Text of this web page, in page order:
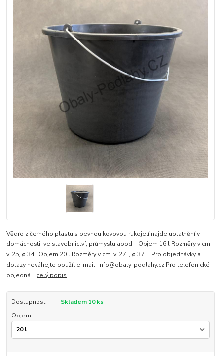
Vědro z černého plastu s pevnou kovovou rukojetí najde uplatnění v
domácnosti, ve stavebnictví, průmyslu apod. Objem 16 l Rozměry v cm:
v. 25, ø 34 Objem 20 l Rozměry v cm: v. 27 , ø 37 Pro objednávky a
dotazy neváhejte použít e-mail: info@obaly-podlahy.cz Pro telefonické
objedná... celý popis
Dostupnost
Skladem 10 ks
Objem